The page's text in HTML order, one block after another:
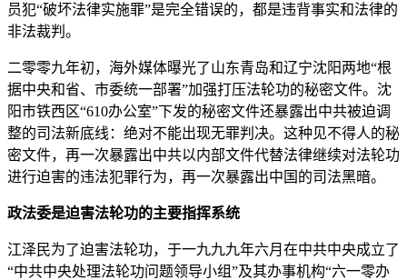
员犯“破坏法律实施罪”是完全错误的，都是违背事实和法律的
非法裁判。
二零零九年初，海外媒体曝光了山东青岛和辽宁沈阳两地“根
据中央和省、市委统一部署”加强打压法轮功的秘密文件。沈
阳市铁西区“610办公室”下发的秘密文件还暴露出中共被迫调
整的司法新底线：绝对不能出现无罪判决。这种见不得人的秘
密文件，再一次暴露出中共以内部文件代替法律继续对法轮功
进行迫害的违法犯罪行为，再一次暴露出中国的司法黑暗。
政法委是迫害法轮功的主要指挥系统
江泽民为了迫害法轮功，于一九九九年六月在中共中央成立了
“中共中央处理法轮功问题领导小组”及其办事机构“六一零办